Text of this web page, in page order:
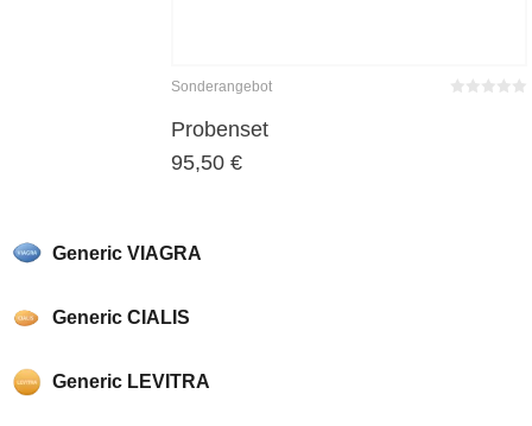
Generic VIAGRA
Generic CIALIS
Generic LEVITRA
Sonderangebot
Probenset
95,50 €